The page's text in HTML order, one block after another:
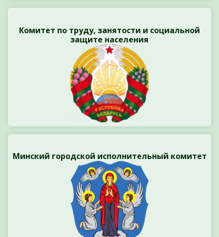
Комитет по труду, занятости и социальной
защите населения
Минский городской исполнительный комитет